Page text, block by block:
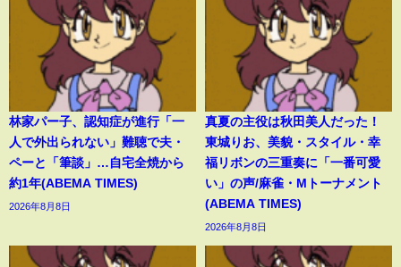
林家パー子、認知症が進行「一
人で外出られない」難聴で夫・
ペーと「筆談」…自宅全焼から
約1年(ABEMA TIMES)
2026年8月8日
真夏の主役は秋田美人だった！
東城りお、美貌・スタイル・幸
福リボンの三重奏に「一番可愛
い」の声/麻雀・Mトーナメント
(ABEMA TIMES)
2026年8月8日